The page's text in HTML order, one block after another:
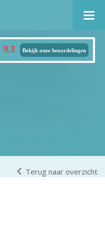
9.3 Bekijk onze beoordelingen
Terug naar overzicht